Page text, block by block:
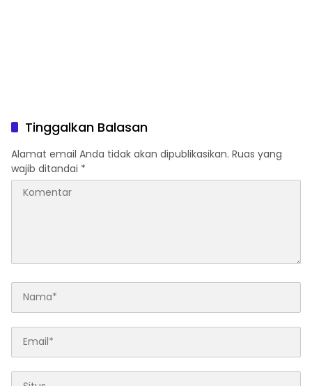
Tinggalkan Balasan
Alamat email Anda tidak akan dipublikasikan. Ruas yang
wajib ditandai *